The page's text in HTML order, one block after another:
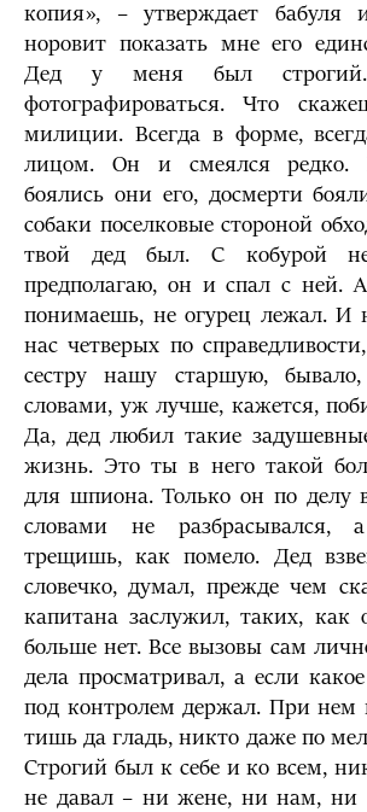
копия», – утверждает
норовит показать мне его
Дед у меня был
фотографироваться. Что
милиции. Всегда в форме,
лицом. Он и смеялся редко.
боялись они его, досмерти
собаки поселковые стороной
твой дед был. С кобурой не
предполагаю, он и спал с ней.
понимаешь, не огурец лежал. И
нас четверых по
сестру нашу старшую, бывало,
словами, уж лучше, кажется,
Да, дед любил такие
жизнь. Это ты в него такой
для шпиона. Только он по делу
словами не разбрасывался,
трещишь, как помело. Дед
словечко, думал, прежде чем
капитана заслужил, таких,
больше нет. Все вызовы сам
дела просматривал, а если
под контролем держал. При нем
тишь да гладь, никто даже по
Строгий был к себе и ко всем,
не давал – ни жене, ни нам, ни